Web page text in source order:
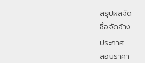
สรุปผลจัด
ซื้อจัดจ้าง
ประกาศ
สอบราคา